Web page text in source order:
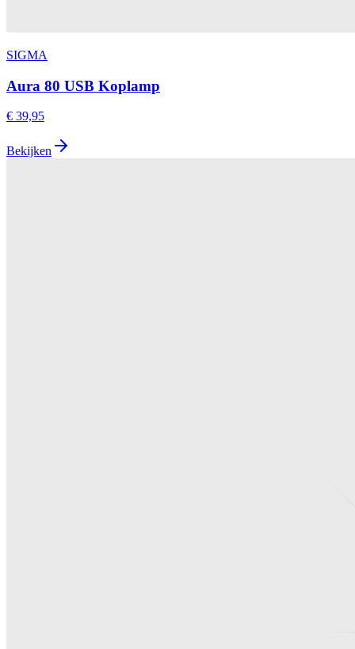
SIGMA
Aura 80 USB Koplamp
€ 39,95
Bekijken